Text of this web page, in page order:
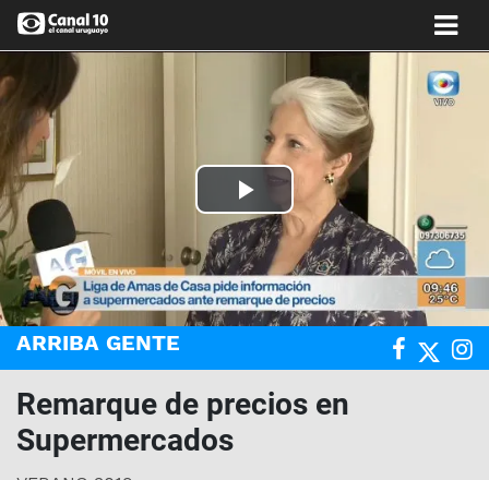
Play
Video
ARRIBA GENTE
Remarque de precios en
Supermercados